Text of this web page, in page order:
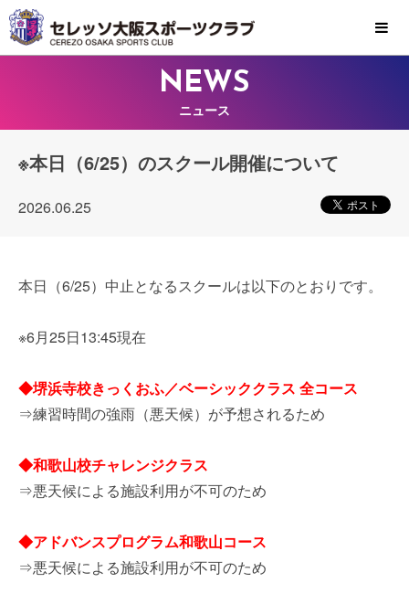
MENU
NEWS
ニュース
※本日（6/25）のスクール開催について
2026.06.25
本日（6/25）中止となるスクールは以下のとおりです。
※6月25日13:45現在
◆堺浜寺校きっくおふ／ベーシッククラス 全コース
⇒練習時間の強雨（悪天候）が予想されるため
◆和歌山校チャレンジクラス
⇒悪天候による施設利用が不可のため
◆アドバンスプログラム和歌山コース
⇒悪天候による施設利用が不可のため